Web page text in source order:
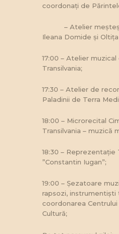
coordonați de
– Atelier
Ileana Domide și Oltița
17:00 – Atelier
Transilvania;
17:30 – Atelier de
Paladinii de Terra
18:00 – Microrecital
Transilvania – muzică
18:30 – Reprezentație
”Constantin Iugan”;
19:00 – Șezatoare
rapsozi, instrumentiști
coordonarea
Cultură;